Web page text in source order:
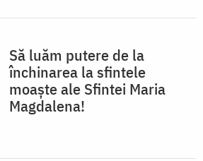
Să luăm putere de la
închinarea la sfintele
moaște ale Sfintei Maria
Magdalena!